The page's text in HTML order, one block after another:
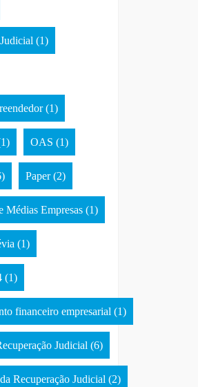
(1)
(1)
OAS (1)
Paper (2)
Médias Empresas (1)
(1)
(1)
financeiro empresarial (1)
Judicial (6)
Recuperação Judicial (2)